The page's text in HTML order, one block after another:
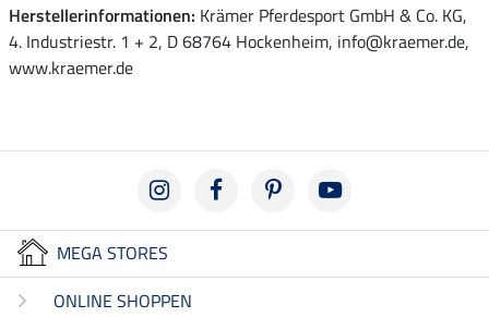
Herstellerinformationen: Krämer Pferdesport GmbH & Co. KG,
4. Industriestr. 1 + 2, D 68764 Hockenheim, info@kraemer.de,
www.kraemer.de
MEGA STORES
ONLINE SHOPPEN